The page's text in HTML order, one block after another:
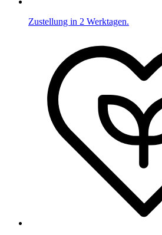
Zustellung in 2 Werktagen.